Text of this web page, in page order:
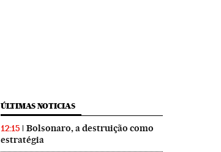
ÚLTIMAS NOTICIAS
12:15
Bolsonaro, a destruição como
estratégia